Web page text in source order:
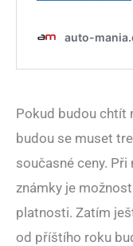
Pokud budou chtít
budou se muset
současné ceny.
známky je
platnosti. Zatím
od příštího roku